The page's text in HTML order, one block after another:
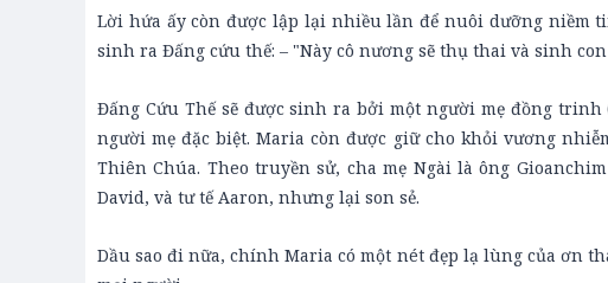
Lời hứa ấy còn được lập lại nhiều lần để nuôi dưỡng niềm
sinh ra Đấng cứu thế: – "Này cô nương sẽ thụ thai và sinh
Đấng Cứu Thế sẽ được sinh ra bởi một người mẹ đồng
người mẹ đặc biệt. Maria còn được giữ cho khỏi vương
Thiên Chúa. Theo truyền sử, cha mẹ Ngài là ông
David, và tư tế Aaron, nhưng lại son sẻ.
Dầu sao đi nữa, chính Maria có một nét đẹp lạ lùng của ơn